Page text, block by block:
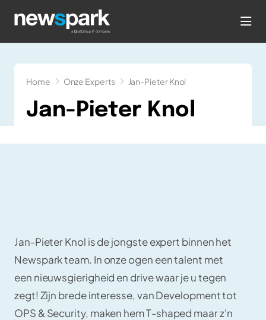
Home Onze Experts Jan-Pieter Knol
Jan-Pieter Knol
Jan-Pieter Knol is de jongste expert binnen het
Newspark team. In onze ogen een talent met
een nieuwsgierigheid en drive waar je u tegen
zegt! Zijn brede interesse, van Development tot
OPS & Security, maken hem T-shaped maar z'n